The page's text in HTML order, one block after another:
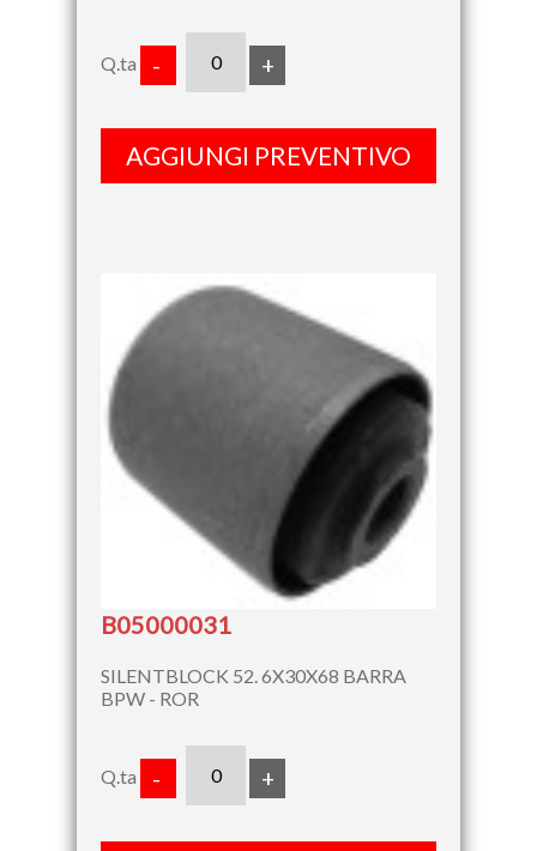
Q.ta - +
AGGIUNGI PREVENTIVO
B05000031
SILENTBLOCK 52. 6X30X68 BARRA
BPW - ROR
Q.ta - +